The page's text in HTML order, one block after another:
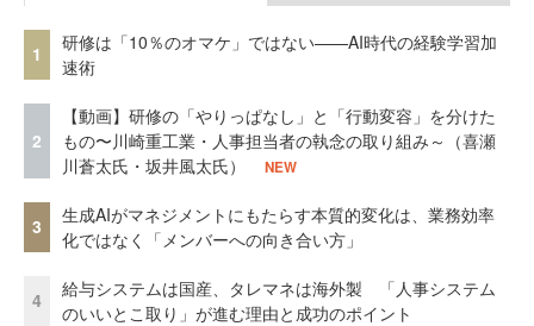
1
研修は「10％のオマケ」ではない——AI時代の経験学習加
速術
2
【動画】研修の「やりっぱなし」と「行動変容」を分けた
もの〜川崎重工業・人事担当者の執念の取り組み～（喜瀬
川蒼太氏・坂井風太氏）
NEW
3
生成AIがマネジメントにもたらす本質的変化は、業務効率
化ではなく「メンバーへの向き合い方」
4
給与システムは国産、タレマネは海外製 「人事システム
のいいとこ取り」が進む理由と成功のポイント